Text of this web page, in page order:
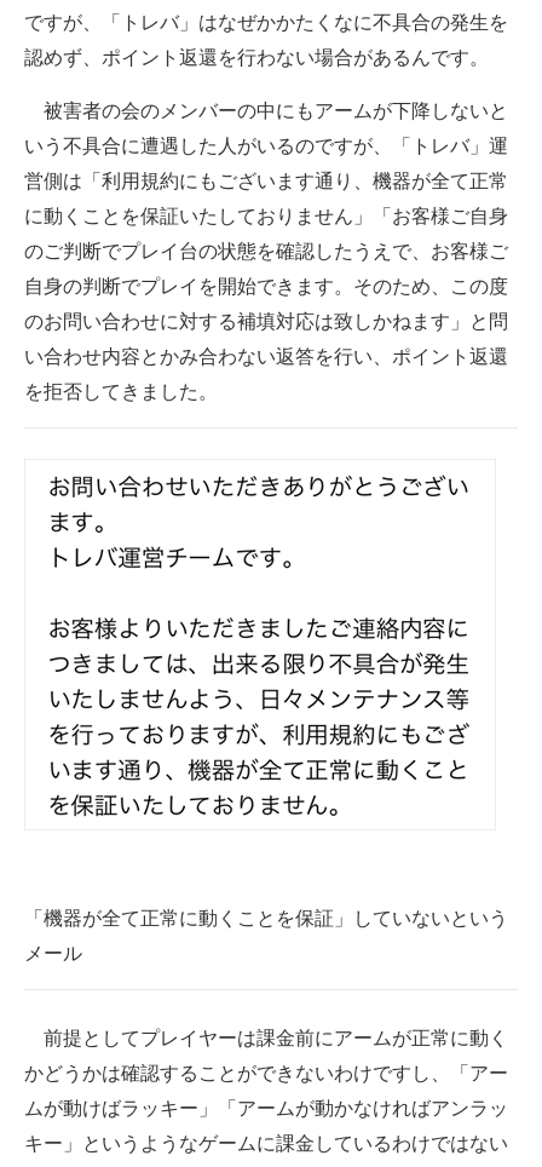
IT製品の技術・比較・事例
製造業のIT導入・活用を支援
モノづくり技術者専門サイト
エレクトロニクス専門サイト
電子設計の基本と応用
エネルギーの専門メディア
建設×テクノロジーの最前線
ですが、「トレバ」はなぜかかたくなに不具合の発生を
認めず、ポイント返還を行わない場合があるんです。
被害者の会のメンバーの中にもアームが下降しないと
いう不具合に遭遇した人がいるのですが、「トレバ」運
営側は「利用規約にもございます通り、機器が全て正常
に動くことを保証いたしておりません」「お客様ご自身
のご判断でプレイ台の状態を確認したうえで、お客様ご
自身の判断でプレイを開始できます。そのため、この度
のお問い合わせに対する補填対応は致しかねます」と問
い合わせ内容とかみ合わない返答を行い、ポイント返還
を拒否してきました。
「機器が全て正常に動くことを保証」していないという
メール
前提としてプレイヤーは課金前にアームが正常に動く
かどうかは確認することができないわけですし、「アー
ムが動けばラッキー」「アームが動かなければアンラッ
キー」というようなゲームに課金しているわけではない